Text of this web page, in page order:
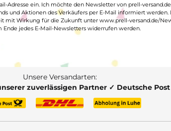
Adresse ein. Ich möchte den Newsletter von prell-
und Aktionen des Verkäufers per E-Mail informiert werden.
mit Wirkung für die Zukunft unter www.prell-versand.de/
Ende jedes E-Mail-Newsletters widerrufen werden.
Unsere Versandarten:
zuverlässigen Partner ✓ Deutsche